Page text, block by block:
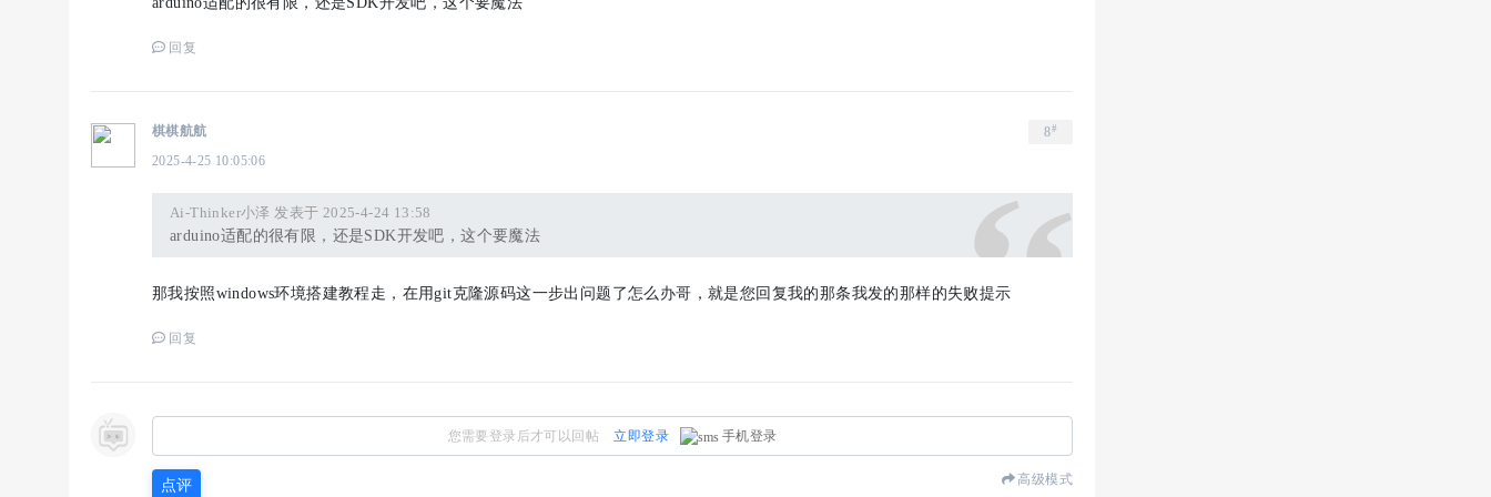
回复
8#
棋棋航航
2025-4-25 10:05:06
Ai-Thinker小泽 发表于 2025-4-24 13:58
arduino适配的很有限，还是SDK开发吧，这个要魔法
那我按照windows环境搭建教程走，在用git克隆源码这一步出问题了怎么办哥，就是您回复我的那条我发的那样的失败提示
回复
您需要登录后才可以回帖 立即登录 手机登录
点评 高级模式